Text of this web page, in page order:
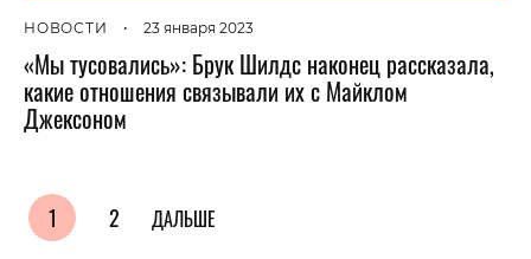
НОВОСТИ • 23 января 2023
«Мы тусовались»: Брук Шилдс наконец рассказала,
какие отношения связывали их с Майклом
Джексоном
1 2 ДАЛЬШЕ